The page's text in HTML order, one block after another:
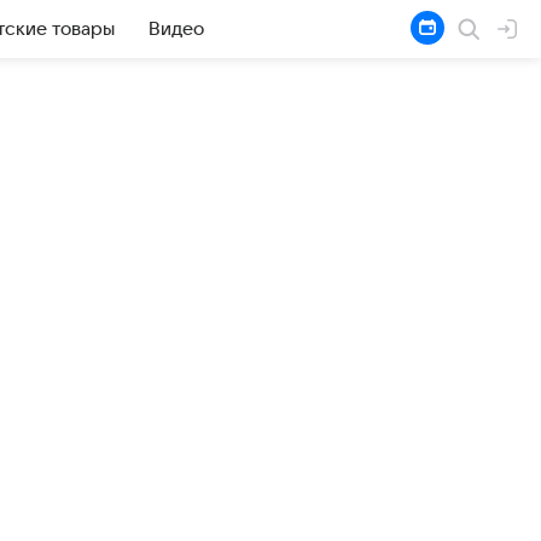
товары Видео